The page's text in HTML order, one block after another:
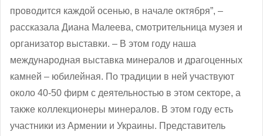
проводится каждой осенью, в начале октября”, ‒
рассказала Диана Малеева, смотрительница музея и
организатор выставки. ‒ В этом году наша
международная выставка минералов и драгоценных
камней ‒ юбилейная. По традиции в ней участвуют
около 40-50 фирм с деятельностью в этом секторе, а
также коллекционеры минералов. В этом году есть
участники из Армении и Украины. Представитель